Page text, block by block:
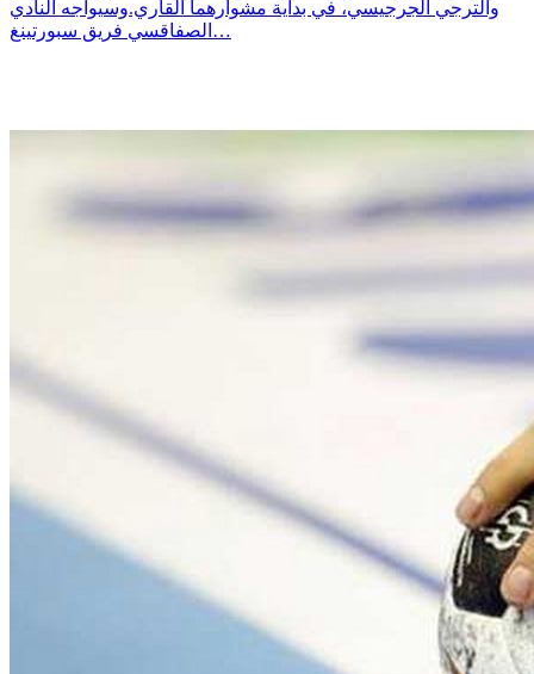
والترجي الجرجيسي، في بداية مشوارهما القاري.وسيواجه النادي
الصفاقسي فريق سبورتينغ…